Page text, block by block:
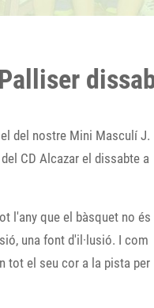
del nostre Mini Masculí J.
CD Alcazar el dissabte a
l'any que el bàsquet no és
una font d'il·lusió. I com
tot el seu cor a la pista per